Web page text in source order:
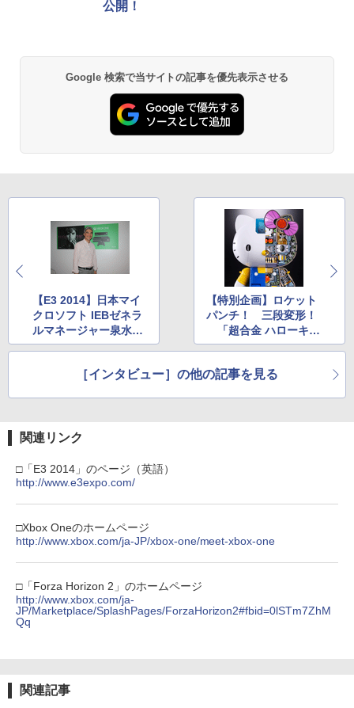
ギフト クリスマス プレゼント 送料無料
￥1,300
メッシュ防塵カバー 通気性 スイッチ2対
【メッシュ ブラック】
Switch2 120Hz対応 ポータブル ドック
ドッキングステーション デュアルファン
最大4K/144Hz HDMI2.1 VRR/HDR対応
PD100W 折りたたみ 多機種対応 Steam
Deck 熱対策 スタンド USBポート×3 有
線LANポート ◇SD009
￥6,980
5
￥7,480
海の涙編 (Blu-ray通常版)【Blu-ray】 [
Hot For Teacher DVD 即納 dvd comple
te BOX 北米版 USA正規品 全2話 全話 完
全収録 アニメ 美少女アニメ 日本語 英語
ミュージカル「忍たま乱太郎」第15弾 忍
術学園 学園祭【Blu-ray】 [ (ミュージカ
5
ミュージカル『刀剣乱舞』 ～静かなる夜
『刀剣乱舞』 ]
￥7,821
￥6,455
3 Nintendo Switch 2(日本語・国内専用)
ニンテンドープリペイド番号 9000円|オ
￥9,000
ニンテンドープリペイド番号 5000円|オ
ンラインコード版
￥5,000
プロダクトコード 封入
￥7,286
3
【純正品】ディスクドライブ(CFI-ZDD1
￥11,849
【純正品】DualSense ワイヤレスコン
トローラー ミッドナイト ブラック(CFI-
￥10,737
【純正品】DualSense ワイヤレスコン
トローラー(CFI-ZCT2J)
ンラインコード]
￥5,000
ラー (ロボット ホワイト)
【純正品】Xbox 充電式バッテリー + US
5
【純正品】Xbox ワイヤレス コントロー
ラー (カーボンブラック)
￥8,020
窩座再来 通常版 [DVD]
￥3,523
3
劇場版「鬼滅の刃」無限城編 第一章 猗
￥8,698
『映画 ラブライブ！蓮ノ空女学院スクー
ルアイドルクラブ Bloom Garden Part
y』Blu-ray（特装限定版）
￥8,589
劇場版「鬼滅の刃」無限城編 第一章 猗
公開！
Google 検索で当サイトの記事を優先表示させる
【E3 2014】日本マイ
クロソフト IEBゼネラ
ルマネージャー泉水敬
氏インタビュー
【特別企画】ロケット
パンチ！ 三段変形！
「超合金 ハローキテ
ィ」を触ってみた
［インタビュー］の他の記事を見る
関連リンク
□「E3 2014」のページ（英語）
http://www.e3expo.com/
□Xbox Oneのホームページ
http://www.xbox.com/ja-JP/xbox-one/meet-xbox-one
□「Forza Horizon 2」のホームページ
http://www.xbox.com/ja-
JP/Marketplace/SplashPages/ForzaHorizon2#fbid=0lSTm7ZhM
Qq
関連記事